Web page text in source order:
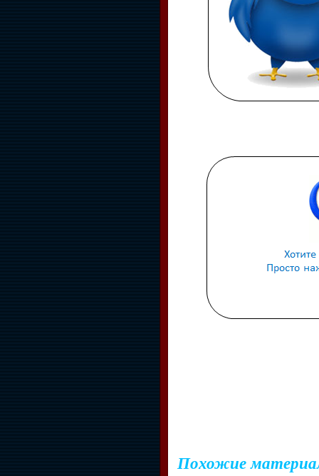
Похожие